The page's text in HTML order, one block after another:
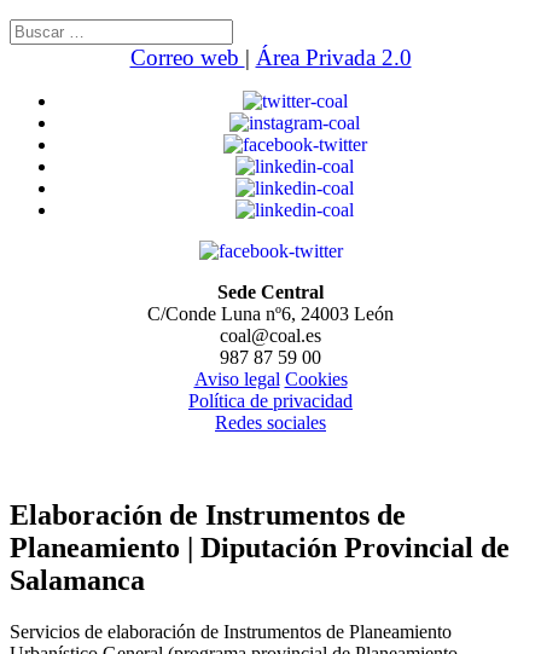
Buscar:
Correo web | Área Privada 2.0
Sede Central
C/Conde Luna nº6, 24003 León
coal@coal.es
987 87 59 00
Aviso legal Cookies
Política de privacidad
Redes sociales
Elaboración de Instrumentos de
Planeamiento | Diputación Provincial de
Salamanca
Servicios de elaboración de Instrumentos de Planeamiento